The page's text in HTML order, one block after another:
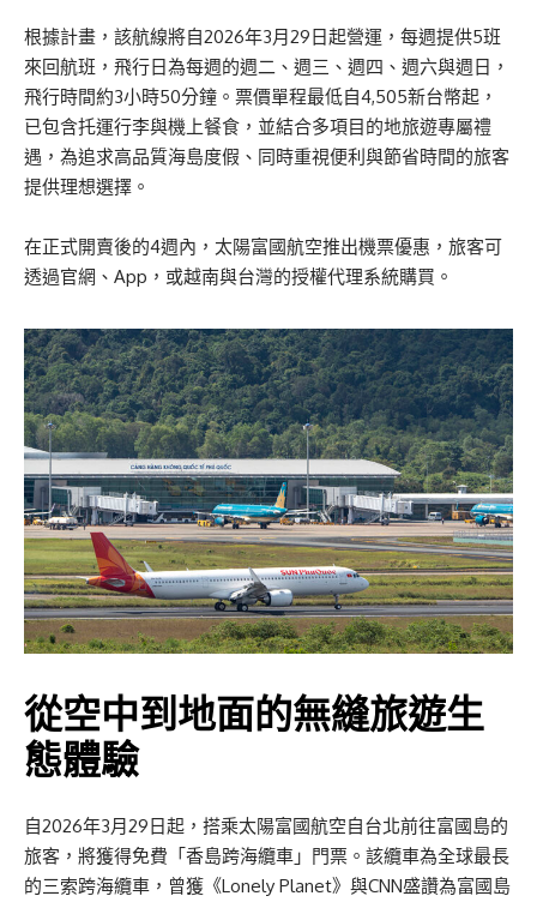
根據計畫，該航線將自2026年3月29日起營運，每週提供5班
來回航班，飛行日為每週的週二、週三、週四、週六與週日，
飛行時間約3小時50分鐘。票價單程最低自4,505新台幣起，
已包含托運行李與機上餐食，並結合多項目的地旅遊專屬禮
遇，為追求高品質海島度假、同時重視便利與節省時間的旅客
提供理想選擇。
在正式開賣後的4週內，太陽富國航空推出機票優惠，旅客可
透過官網、App，或越南與台灣的授權代理系統購買。
從空中到地面的無縫旅遊生
態體驗
自2026年3月29日起，搭乘太陽富國航空自台北前往富國島的
旅客，將獲得免費「香島跨海纜車」門票。該纜車為全球最長
的三索跨海纜車，曾獲《Lonely Planet》與CNN盛讚為富國島